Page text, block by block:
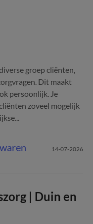
groep cliënten,
Dit maakt
persoonlijk. Je
zoveel mogelijk
14-07-2026
| Duin en